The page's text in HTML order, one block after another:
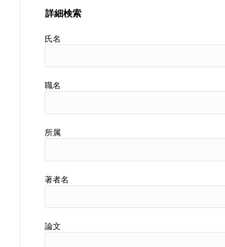
詳細検索
氏名
職名
所属
著者名
論文